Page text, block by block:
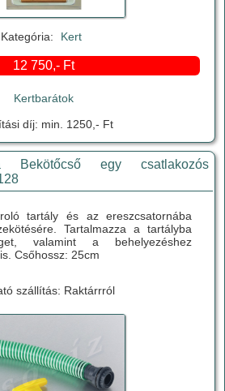
Kategória: Kert
12 750,- Ft
Kertbarátok
díj: min. 1250,- Ft
Bekötőcső egy csatlakozós
tartály és az ereszcsatornába
Tartalmazza a tartályba
valamint a behelyezéshez
Csőhossz: 25cm
szállítás: Raktárrról